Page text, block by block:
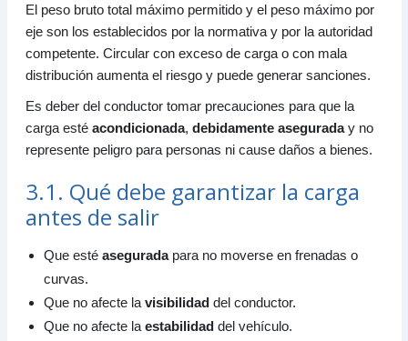
El peso bruto total máximo permitido y el peso máximo por
eje son los establecidos por la normativa y por la autoridad
competente. Circular con exceso de carga o con mala
distribución aumenta el riesgo y puede generar sanciones.
Es deber del conductor tomar precauciones para que la
carga esté acondicionada, debidamente aseguraday no
represente peligro para personas ni cause daños a bienes.
3.1. Qué debe garantizar la carga
antes de salir
Que esté aseguradapara no moverse en frenadas o
curvas.
Que no afecte la visibilidaddel conductor.
Que no afecte la estabilidaddel vehículo.